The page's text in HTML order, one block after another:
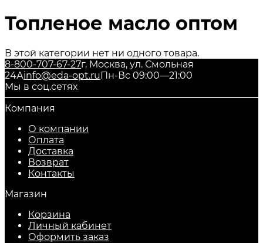
Топленое масло оптом
В этой категории нет ни одного товара.
8-800-707-67-27г. Москва, ул. Смольная
24Аinfo@eda-opt.ruПн-Вс 09:00—21:00
Мы в соц.сетях
Компания
О компании
Оплата
Доставка
Возврат
Контакты
Магазин
Корзина
Личный кабинет
Оформить заказ